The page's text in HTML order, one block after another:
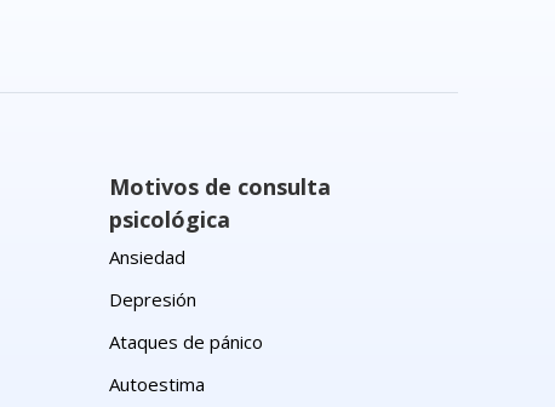
Motivos de consulta
psicológica
Ansiedad
Depresión
Ataques de pánico
Autoestima